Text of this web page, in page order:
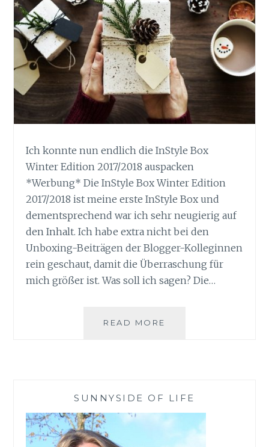
Ich konnte nun endlich die InStyle Box
Winter Edition 2017/2018 auspacken
*Werbung* Die InStyle Box Winter Edition
2017/2018 ist meine erste InStyle Box und
dementsprechend war ich sehr neugierig auf
den Inhalt. Ich habe extra nicht bei den
Unboxing-Beiträgen der Blogger-Kolleginnen
rein geschaut, damit die Überraschung für
mich größer ist. Was soll ich sagen? Die…
READ MORE
SUNNYSIDE OF LIFE